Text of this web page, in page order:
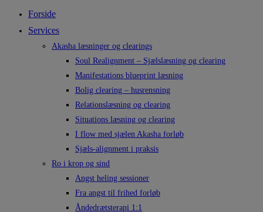
Forside
Services
Akasha læsninger og clearings
Soul Realignment – Sjælslæsning og clearing
Manifestations blueprint læsning
Bolig clearing – husrensning
Relationslæsning og clearing
Situations læsning og clearing
I flow med sjælen Akasha forløb
Sjæls-alignment i praksis
Ro i krop og sind
Angst heling sessioner
Fra angst til frihed forløb
Åndedrætsterapi 1:1